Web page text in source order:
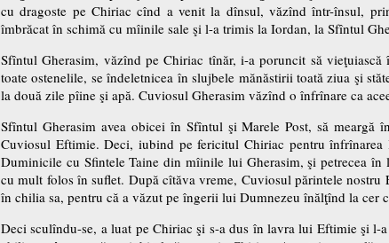
cu dragoste pe Chiriac cînd a venit la dînsul, văzînd într-însul,
îmbrăcat în schimă cu mîinile sale şi l-a trimis la Iordan, la Sfîntul
Sfîntul Gherasim, văzînd pe Chiriac tînăr, i-a poruncit să
toate ostenelile, se îndeletnicea în slujbele mănăstirii toată ziua şi
la două zile pîine şi apă. Cuviosul Gherasim văzînd o înfrînare ca
Sfîntul Gherasim avea obicei în Sfîntul şi Marele Post, să meargă
Cuviosul Eftimie. Deci, iubind pe fericitul Chiriac pentru
Duminicile cu Sfintele Taine din mîinile lui Gherasim, şi petrecea
cu mult folos în suflet. După cîtăva vreme, Cuviosul părintele
în chilia sa, pentru că a văzut pe îngerii lui Dumnezeu înălţînd la cer
Deci sculîndu-se, a luat pe Chiriac şi s-a dus în lavra lui Eftimie şi